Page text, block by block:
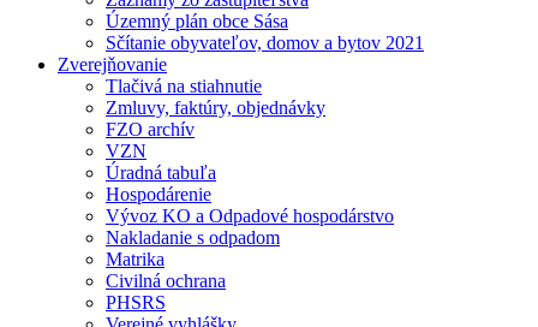
Územný plán obce Sása
Sčítanie obyvateľov, domov a bytov 2021
Zverejňovanie
Tlačivá na stiahnutie
Zmluvy, faktúry, objednávky
FZO archív
VZN
Úradná tabuľa
Hospodárenie
Vývoz KO a Odpadové hospodárstvo
Nakladanie s odpadom
Matrika
Civilná ochrana
PHSRS